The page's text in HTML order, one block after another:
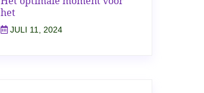
het
JULI 11, 2024